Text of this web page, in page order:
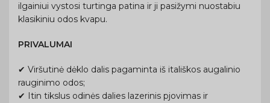
ilgainiui vystosi turtinga patina ir ji pasižymi nuostabiu
klasikiniu odos kvapu.
PRIVALUMAI
✔ Viršutinė dėklo dalis pagaminta iš itališkos augalinio
rauginimo odos;
✔ Itin tikslus odinės dalies lazerinis pjovimas ir